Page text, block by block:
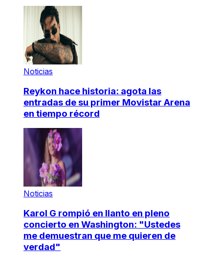
Noticias
Reykon hace historia: agota las
entradas de su primer Movistar Arena
en tiempo récord
Noticias
Karol G rompió en llanto en pleno
concierto en Washington: "Ustedes
me demuestran que me quieren de
verdad"